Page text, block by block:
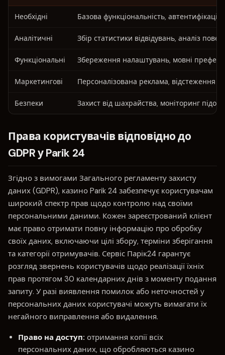
Необхідні Базова функціональність,
Аналітичні Збір статистики відвідувань, аналіз
Функціональні Збереження налаштувань, мовні
Маркетингові Персоналізована реклама, відстеження
Безпеки Захист від шахрайства, моніторинг
Права користувачів відповідно до
GDPR у Parik 24
Згідно з вимогами Загального регламенту захисту
даних (GDPR), казино Parik 24 забезпечує користувачам
широкий спектр прав щодо контролю над своїми
персональними даними. Кожен зареєстрований клієнт
має право отримати повну інформацію про обробку
своїх даних, включаючи цілі збору, терміни зберігання
та категорії отримувачів. Сервіс Парік24 гарантує
розгляд звернень користувачів щодо реалізації їхніх
прав протягом 30 календарних днів з моменту подання
запиту. У разі виявлення помилок або неточностей у
персональних даних користувачі можуть вимагати їх
негайного виправлення або видалення.
Право на доступ: отримання копії всіх
персональних даних, що обробляються казино